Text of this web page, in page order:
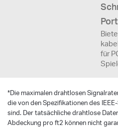
Port
für
*Die maximalen drahtlosen
die von den Spezifikationen des
sind. Der tatsächliche drahtlose
Abdeckung pro ft2 können nicht